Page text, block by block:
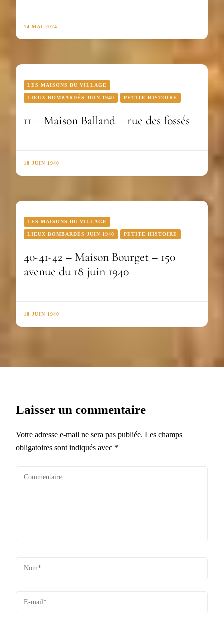
14 MAI 2024
LES MAISONS DU VILLAGE
LIEUX BOMBARDÉS JUIN 1940 PETITE HISTOIRE
11 – Maison Balland – rue des fossés
18 JUIN 1940
LES MAISONS DU VILLAGE
LIEUX BOMBARDÉS JUIN 1940 PETITE HISTOIRE
40-41-42 – Maison Bourget – 150
avenue du 18 juin 1940
18 JUIN 1940
Laisser un commentaire
Votre adresse e-mail ne sera pas publiée. Les champs
obligatoires sont indiqués avec *